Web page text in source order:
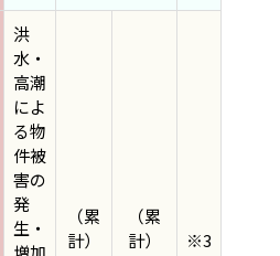
洪
水・
高潮
によ
る物
件被
害の
発
生・
（累
計）
（累
計）
※3